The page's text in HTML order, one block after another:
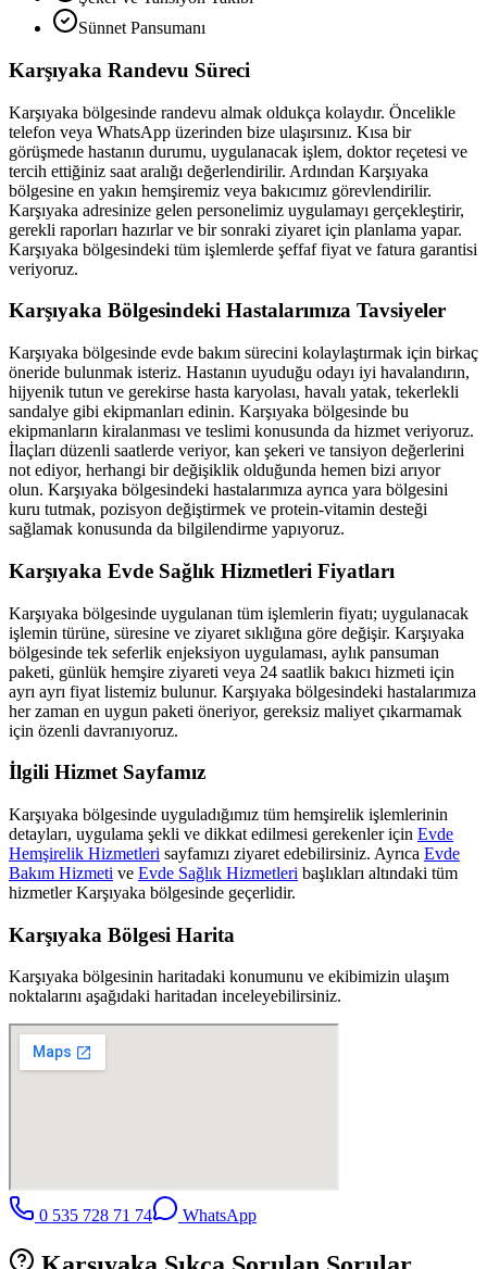
Sünnet Pansumanı
Karşıyaka Randevu Süreci
Karşıyaka bölgesinde randevu almak oldukça kolaydır. Öncelikle
telefon veya WhatsApp üzerinden bize ulaşırsınız. Kısa bir
görüşmede hastanın durumu, uygulanacak işlem, doktor reçetesi ve
tercih ettiğiniz saat aralığı değerlendirilir. Ardından Karşıyaka
bölgesine en yakın hemşiremiz veya bakıcımız görevlendirilir.
Karşıyaka adresinize gelen personelimiz uygulamayı gerçekleştirir,
gerekli raporları hazırlar ve bir sonraki ziyaret için planlama yapar.
Karşıyaka bölgesindeki tüm işlemlerde şeffaf fiyat ve fatura garantisi
veriyoruz.
Karşıyaka Bölgesindeki Hastalarımıza Tavsiyeler
Karşıyaka bölgesinde evde bakım sürecini kolaylaştırmak için birkaç
öneride bulunmak isteriz. Hastanın uyuduğu odayı iyi havalandırın,
hijyenik tutun ve gerekirse hasta karyolası, havalı yatak, tekerlekli
sandalye gibi ekipmanları edinin. Karşıyaka bölgesinde bu
ekipmanların kiralanması ve teslimi konusunda da hizmet veriyoruz.
İlaçları düzenli saatlerde veriyor, kan şekeri ve tansiyon değerlerini
not ediyor, herhangi bir değişiklik olduğunda hemen bizi arıyor
olun. Karşıyaka bölgesindeki hastalarımıza ayrıca yara bölgesini
kuru tutmak, pozisyon değiştirmek ve protein-vitamin desteği
sağlamak konusunda da bilgilendirme yapıyoruz.
Karşıyaka Evde Sağlık Hizmetleri Fiyatları
Karşıyaka bölgesinde uygulanan tüm işlemlerin fiyatı; uygulanacak
işlemin türüne, süresine ve ziyaret sıklığına göre değişir. Karşıyaka
bölgesinde tek seferlik enjeksiyon uygulaması, aylık pansuman
paketi, günlük hemşire ziyareti veya 24 saatlik bakıcı hizmeti için
ayrı ayrı fiyat listemiz bulunur. Karşıyaka bölgesindeki hastalarımıza
her zaman en uygun paketi öneriyor, gereksiz maliyet çıkarmamak
için özenli davranıyoruz.
İlgili Hizmet Sayfamız
Karşıyaka bölgesinde uyguladığımız tüm hemşirelik işlemlerinin
detayları, uygulama şekli ve dikkat edilmesi gerekenler için Evde
Hemşirelik Hizmetleri sayfamızı ziyaret edebilirsiniz. Ayrıca Evde
Bakım Hizmeti ve Evde Sağlık Hizmetleri başlıkları altındaki tüm
hizmetlerKarşıyaka bölgesinde geçerlidir.
Karşıyaka Bölgesi Harita
Karşıyaka bölgesinin haritadaki konumunu ve ekibimizin ulaşım
noktalarını aşağıdaki haritadan inceleyebilirsiniz.
0 535 728 71 74 WhatsApp